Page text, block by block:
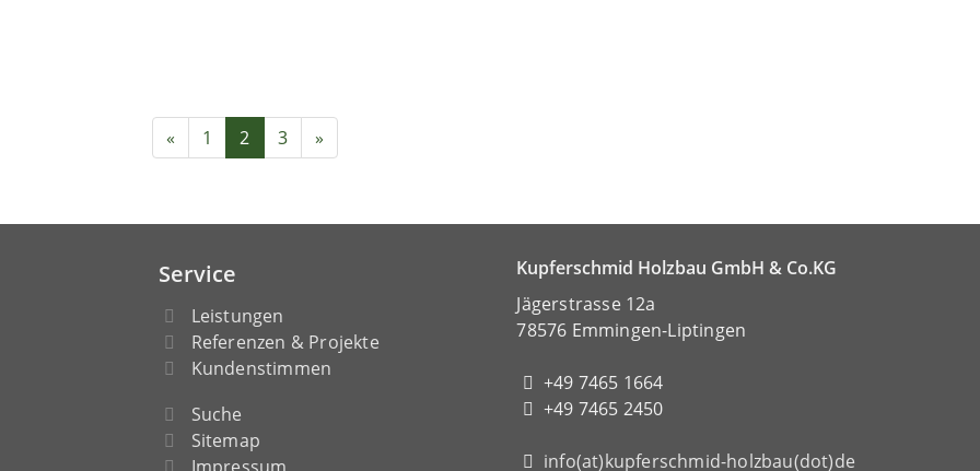
« 1 2 3 »
Service
Leistungen
Referenzen & Projekte
Kundenstimmen
Suche
Sitemap
Kupferschmid Holzbau GmbH & Co.KG
Jägerstrasse 12a
78576 Emmingen-Liptingen
+49 7465 1664
+49 7465 2450
info(at)kupferschmid-holzbau(dot)de